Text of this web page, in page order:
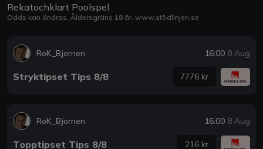
Rekatochklart Poolspel
Odds kan ändras. Åldersgräns 18 år. www.stödlinjen.se
RoK_Bjornen 16:00 8 Aug
Stryktipset Tips 8/8 7776 kr
RoK_Bjornen 16:00 8 Aug
Topptipset Tips 8/8 216 kr